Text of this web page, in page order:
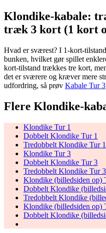
Klondike-kabale:
træk 3 kort (1 kort
Hvad er sværest? I 1-kort-
bunken, hvilket gør spillet
kort-tilstand trækkes tre kort,
det er sværere og kræver mere
udfordring, så prøv Kabale Tur 3
Flere Klondike-
Klondike Tur 1
Dobbelt Klondike Tur 1
Tredobbelt Klondike Tur 1
Klondike Tur 3
Dobbelt Klondike Tur 3
Tredobbelt Klondike Tur 3
Klondike (billedsiden op)
Dobbelt Klondike
Tredobbelt Klondike
Klondike (billedsiden op)
Dobbelt Klondike